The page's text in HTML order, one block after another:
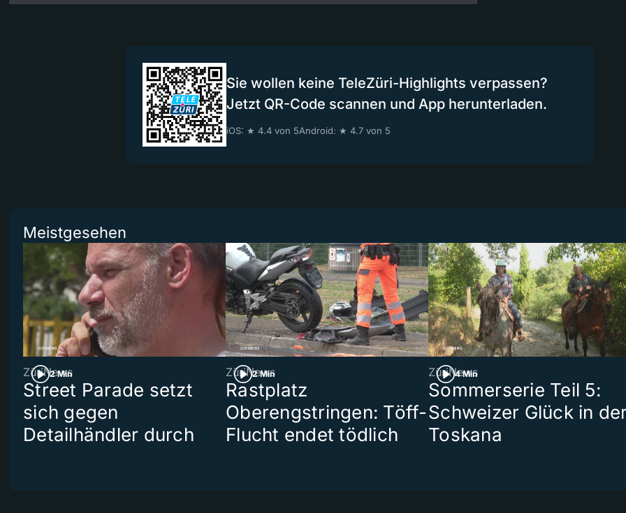
Sie wollen keine TeleZüri-Highlights verpassen?
Jetzt QR-Code scannen und App herunterladen.
iOS: ★ 4.4 von 5Android: ★ 4.7 von 5
Meistgesehen
2 Min
ZüriNews
Street Parade setzt
sich gegen
Detailhändler durch
2 Min
ZüriNews
Rastplatz
Oberengstringen: Töff-
Flucht endet tödlich
4 Min
ZüriNews
Sommerserie Teil 5:
Schweizer Glück in
Toskana